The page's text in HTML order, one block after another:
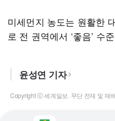
미세먼지 농도는 원활한
로 전 권역에서 ‘좋음’ 수
윤성연 기자
Copyright ⓒ 세계일보. 무단 전재 및 재